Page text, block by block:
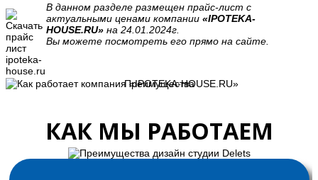
В данном разделе размещен прайс-лист с
актуальными ценами компании «IPOTEKA-
HOUSE.RU» на 24.01.2024г.
Вы можете посмотреть его прямо на сайте.
Преимущества
КАК МЫ РАБОТАЕМ